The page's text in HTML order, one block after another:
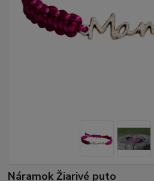
Náramok Žiarivé puto